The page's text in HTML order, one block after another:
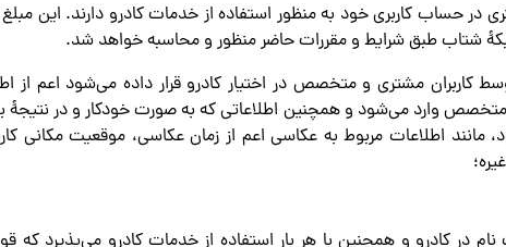
در حساب کاربری خود به منظور استفاده از خدمات کادرو دارند. این
شتاب طبق شرایط و مقررات حاضر منظور و محاسبه خواهد شد.
کاربران مشتری و متخصص در اختیار کادرو قرار داده می‌شود اعم از
متخصص وارد می‌شود و همچنین اطلاعاتی که به صورت خودکار و در نتیجۀ
مانند اطلاعات مربوط به عکاسی اعم از زمان عکاسی، موقعیت مکانی
در کادرو و همچنین با هر بار استفاده از خدمات کادرو می‌پذیرد که